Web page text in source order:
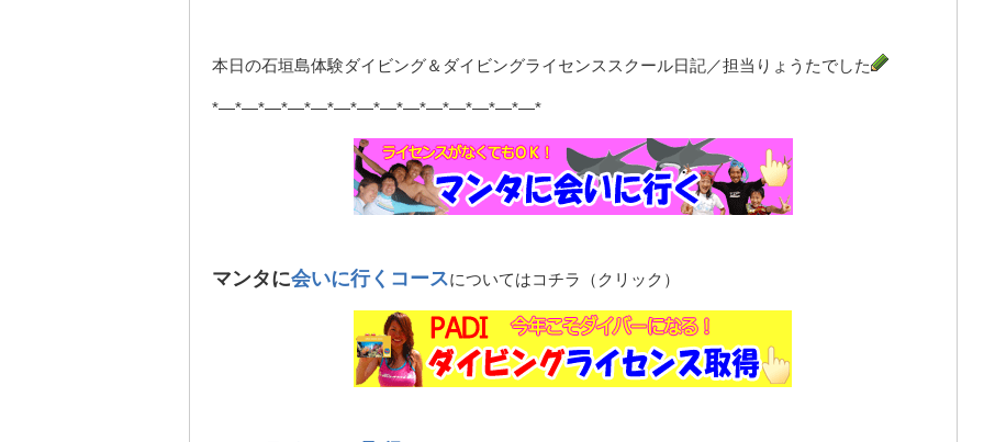
本日の石垣島体験ダイビング＆ダイビングライセンススクール日記／担当りょうたでした
*—*—*—*—*—*—*—*—*—*—*—*—*—*—*
マンタに会いに行くコースについてはコチラ（クリック）